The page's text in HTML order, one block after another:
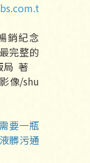
銷紀念
完整的
局 著
像/shu
要一瓶
髒污通